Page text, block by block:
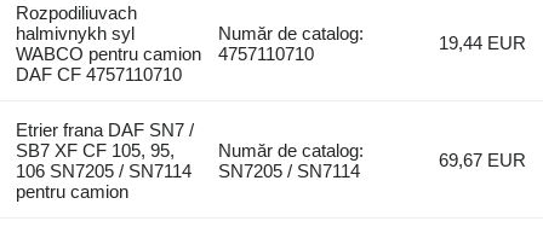
Rozpodiliuvach
halmivnykh syl
WABCO pentru camion
DAF CF 4757110710
Număr de catalog:
4757110710
19,44 EUR
Etrier frana DAF SN7 /
SB7 XF CF 105, 95,
106 SN7205 / SN7114
pentru camion
Număr de catalog:
SN7205 / SN7114
69,67 EUR